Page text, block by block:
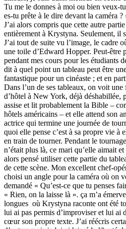
Tu me le donnes à moi ou bien veux-
es-tu prête à le dire devant la caméra
J’ai alors compris que cette autre
entièrement à Krystyna. Seulement, il
J’ai tout de suite vu l’image, le cadre
une toile d’Edward Hopper. Peut-être
pendant mes cours pour les étudiants
dit à quel point un tableau peut être
fantastique pour un cinéaste ; et en
Dans l’un de ses tableaux, on voit
d’hôtel à New York, déjà déshabillée,
assise et lit probablement la Bible –
hôtels américains – et elle attend son
actrice qui termine une journée de
quoi elle pense c’est à sa propre vie à
en train de tourner. Pendant le
n’était plus là, ce mari qu’elle aimait
alors pensé utiliser cette partie du
de cette scène. Mon excellent chef-
choisi un angle pour la caméra où on
demandé « Qu’est-ce que tu penses
« Rien, on la laisse là ». ça m’a
longues où Krystyna raconte ont été
lui ai pas permis d’improviser et lui ai
cœur son propre texte. J’ai réécris